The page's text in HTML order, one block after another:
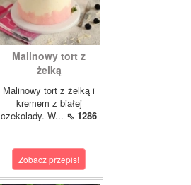
Malinowy tort z
żelką
Malinowy tort z żelką i
kremem z białej
czekolady. W... ⇖ 1286
Zobacz przepis!